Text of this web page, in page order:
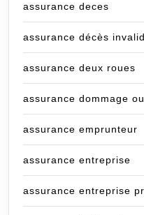
assurance deces
assurance décès
assurance deux roues
assurance dommage
assurance emprunteur
assurance entreprise
assurance entreprise